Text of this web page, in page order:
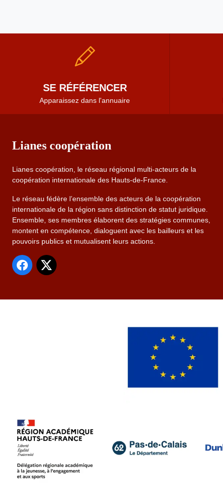
SE RÉFÉRENCER
Apparaissez dans l'annuaire
Lianes coopération
Lianes coopération, le réseau régional multi-acteurs de la
coopération internationale des Hauts-de-France.
Le réseau fédère l’ensemble des acteurs de la coopération
internationale de la région sans distinction de statut juridique.
Ensemble, ses membres élaborent des stratégies communes,
montent en compétence, dialoguent avec les bailleurs et les
pouvoirs publics et mutualisent leurs actions.